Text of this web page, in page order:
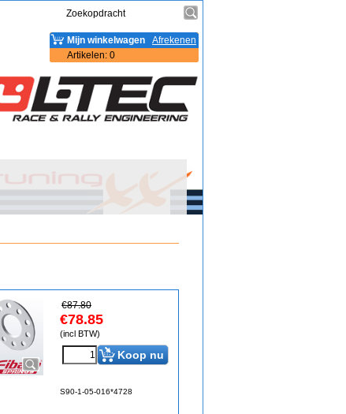
Afrekenen
Mijn winkelwagen
Artikelen: 0
€87.80
€78.85
(incl BTW)
Koop nu
S90-1-05-016*4728